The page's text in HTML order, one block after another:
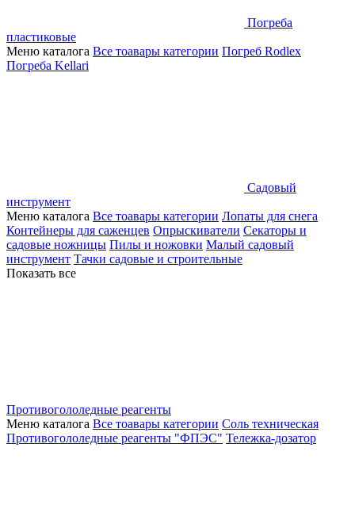
Погреба
пластиковые
Меню каталога Все тоавары категории Погреб Rodlex
Погреба Kellari
Садовый
инструмент
Меню каталога Все тоавары категории Лопаты для снега
Контейнеры для саженцев Опрыскиватели Секаторы и
садовые ножницы Пилы и ножовки Малый садовый
инструмент Тачки садовые и строительные
Показать все
Противогололедные реагенты
Меню каталога Все тоавары категории Соль техническая
Противогололедные реагенты "ФПЭС" Тележка-дозатор